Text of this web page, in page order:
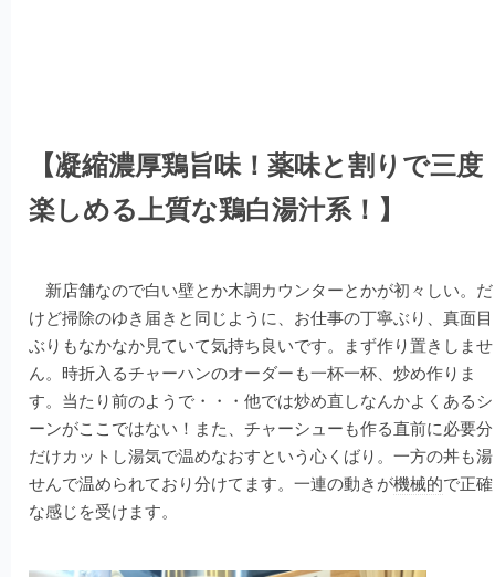
【凝縮濃厚鶏旨味！薬味と割りで三度
楽しめる上質な鶏白湯汁系！】
新店舗なので白い壁とか木調カウンターとかが初々しい。だ
けど掃除のゆき届きと同じように、お仕事の丁寧ぶり、真面目
ぶりもなかなか見ていて気持ち良いです。まず作り置きしませ
ん。時折入るチャーハンのオーダーも一杯一杯、炒め作りま
す。当たり前のようで・・・他では炒め直しなんかよくあるシ
ーンがここではない！また、チャーシューも作る直前に必要分
だけカットし湯気で温めなおすという心くばり。一方の丼も湯
せんで温められており分けてます。一連の動きが機械的で正確
な感じを受けます。